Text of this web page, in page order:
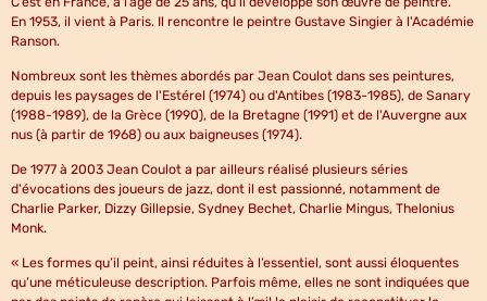
En 1953, il vient à Paris. Il rencontre le peintre Gustave Singier à l'Académie
Ranson.
Nombreux sont les thèmes abordés par Jean Coulot dans ses peintures,
depuis les paysages de l'Estérel (1974) ou d'Antibes (1983-1985), de Sanary
(1988-1989), de la Grèce (1990), de la Bretagne (1991) et de l'Auvergne aux
nus (à partir de 1968) ou aux baigneuses (1974).
De 1977 à 2003 Jean Coulot a par ailleurs réalisé plusieurs séries
d'évocations des joueurs de jazz, dont il est passionné, notamment de
Charlie Parker, Dizzy Gillepsie, Sydney Bechet, Charlie Mingus, Thelonius
Monk.
« Les formes qu’il peint, ainsi réduites à l’essentiel, sont aussi éloquentes
qu’une méticuleuse description. Parfois même, elles ne sont indiquées que